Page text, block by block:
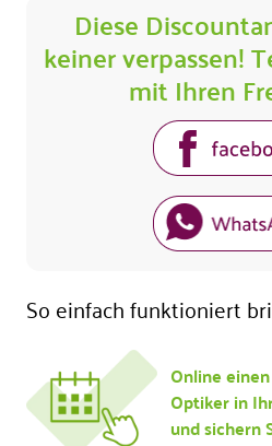
Diese
keiner verpassen!
mit Ihren
So einfach funktioniert
Online
Optiker in
und sichern